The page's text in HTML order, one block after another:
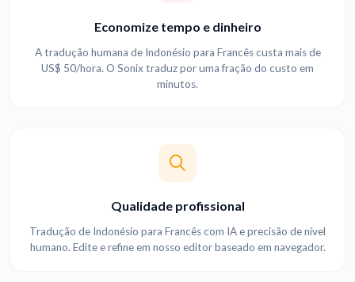
Economize tempo e dinheiro
A tradução humana de Indonésio para Francês custa mais de
US$ 50/hora. O Sonix traduz por uma fração do custo em
minutos.
Qualidade profissional
Tradução de Indonésio para Francês com IA e precisão de nível
humano. Edite e refine em nosso editor baseado em navegador.